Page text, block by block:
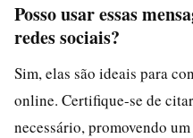
Posso usar essas
redes sociais?
Sim, elas são ideais para
online. Certifique-se de
necessário, promovendo